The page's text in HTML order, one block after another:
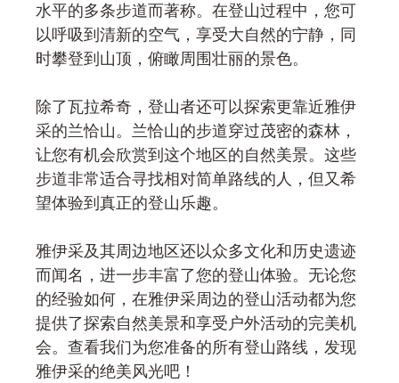
水平的多条步道而著称。在登山过程中，您可
以呼吸到清新的空气，享受大自然的宁静，同
时攀登到山顶，俯瞰周围壮丽的景色。
除了瓦拉希奇，登山者还可以探索更靠近雅伊
采的兰恰山。兰恰山的步道穿过茂密的森林，
让您有机会欣赏到这个地区的自然美景。这些
步道非常适合寻找相对简单路线的人，但又希
望体验到真正的登山乐趣。
雅伊采及其周边地区还以众多文化和历史遗迹
而闻名，进一步丰富了您的登山体验。无论您
的经验如何，在雅伊采周边的登山活动都为您
提供了探索自然美景和享受户外活动的完美机
会。查看我们为您准备的所有登山路线，发现
雅伊采的绝美风光吧！